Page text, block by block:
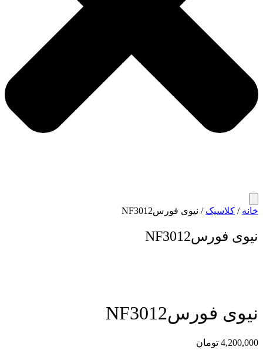
خانه / کلاسیک / نیوی فورسNF3012
نیوی فورسNF3012
نیوی فورسNF3012
4,200,000 تومان